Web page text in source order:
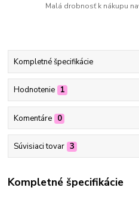
Malá drobnosť k nákupu
Kompletné špecifikácie
Hodnotenie 1
Komentáre 0
Súvisiaci tovar 3
Kompletné špecifikácie